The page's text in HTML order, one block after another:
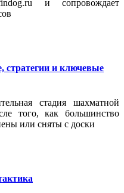
и сопровождает
стратегии и ключевые
стадия шахматной
того, как большинство
или сняты с доски